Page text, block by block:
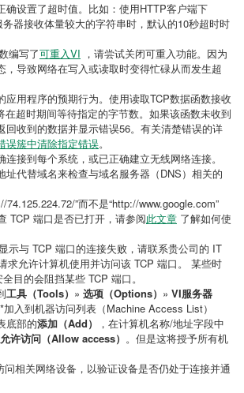
确设置了超时值。比如：使用HTTP客户端下
务器接收体量较大的字符串时，默认的10秒超时时
编写了可重入VI ，请尝试关闭可重入功能。因为
，导致网络在写入或读取时变得忙碌从而发生超
应用程序的预期行为。使用读取TCP数据函数接收
在超时期间等待指定的字节数。如果该函数未收到
回收到的数据并显示错误56。有关清楚错误的详
误簇中清除指定错误。
接到每个系统，或已正确建立无线网络连接。
址代替域名来检查与域名服务器（DNS）相关的
74.125.224.72/”而不是“http://www.google.com”
TCP 端口是否已打开，请参阅此文章 了解如何使
示与 TCP 端口的连接失败，请联系贵公司的 IT
求允许计算机使用并访问该 TCP 端口。 某些时
目的会阻挡某些 TCP 端口。
工具（Tools） » 选项（Options） » VI服务器
*加入到机器访问列表（Machine Access List）
底部的添加（Add）
，在计算机名称/地址字段中
允许访问（Allow access） 。但是这将授予所有机
问相关网络设备，以验证设备是否仍处于连接并通